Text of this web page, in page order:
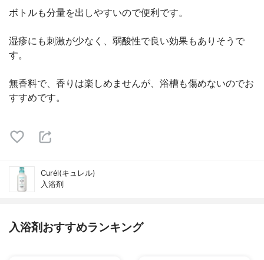
ボトルも分量を出しやすいので便利です。
湿疹にも刺激が少なく、弱酸性で良い効果もありそうで
す。
無香料で、香りは楽しめませんが、浴槽も傷めないのでお
すすめです。
Curél(キュレル)
入浴剤
入浴剤おすすめランキング